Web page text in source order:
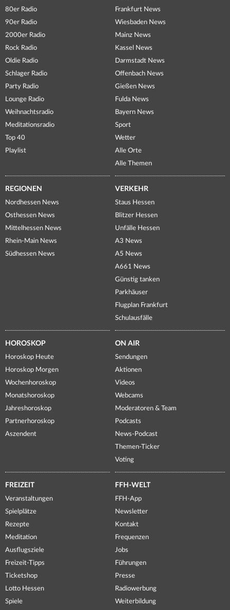
80er Radio
90er Radio
2000er Radio
Rock Radio
Oldie Radio
Schlager Radio
Party Radio
Lounge Radio
Weihnachtsradio
Meditationsradio
Top 40
Playlist
Frankfurt News
Wiesbaden News
Mainz News
Kassel News
Darmstadt News
Offenbach News
Gießen News
Fulda News
Bayern News
Sport
Wetter
Alle Orte
Alle Themen
REGIONEN
Nordhessen News
Osthessen News
Mittelhessen News
Rhein-Main News
Südhessen News
VERKEHR
Staus Hessen
Blitzer Hessen
Unfälle Hessen
A3 News
A5 News
A661 News
Günstig tanken
Parkhäuser
Flugplan Frankfurt
Schulausfälle
HOROSKOP
Horoskop Heute
Horoskop Morgen
Wochenhoroskop
Monatshoroskop
Jahreshoroskop
Partnerhoroskop
Aszendent
ON AIR
Sendungen
Aktionen
Videos
Webcams
Moderatoren & Team
Podcasts
News-Podcast
Themen-Ticker
Voting
FREIZEIT
Veranstaltungen
Spielplätze
Rezepte
Meditation
Ausflugsziele
Freizeit-Tipps
Ticketshop
Lotto Hessen
Spiele
FFH-WELT
FFH-App
Newsletter
Kontakt
Frequenzen
Jobs
Führungen
Presse
Radiowerbung
Weiterbildung